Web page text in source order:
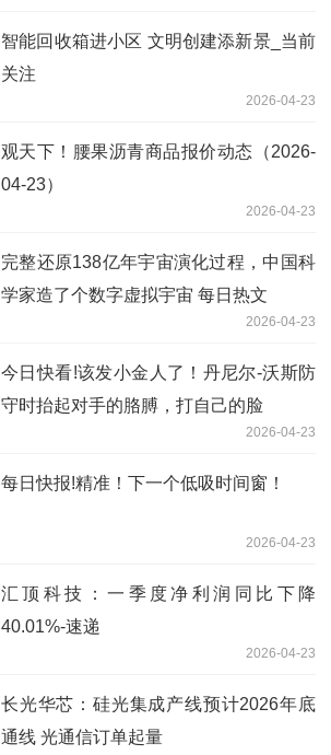
智能回收箱进小区 文明创建添新景_当前
关注
2026-04-23
观天下！腰果沥青商品报价动态（2026-
04-23）
2026-04-23
完整还原138亿年宇宙演化过程，中国科
学家造了个数字虚拟宇宙 每日热文
2026-04-23
今日快看!该发小金人了！丹尼尔-沃斯防
守时抬起对手的胳膊，打自己的脸
2026-04-23
每日快报!精准！下一个低吸时间窗！
2026-04-23
汇顶科技：一季度净利润同比下降
40.01%-速递
2026-04-23
长光华芯：硅光集成产线预计2026年底
通线 光通信订单起量